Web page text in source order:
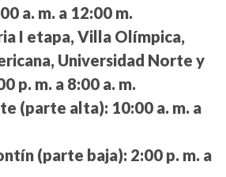
a. m. a 12:00 m.
I etapa, Villa Olímpica,
Universidad Norte y
p. m. a 8:00 a. m.
(parte alta): 10:00 a. m. a
(parte baja): 2:00 p. m. a